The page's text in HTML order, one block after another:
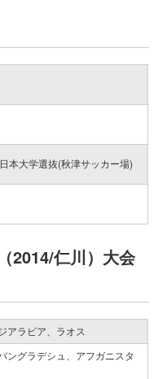
本大学選抜(秋津サッカー場)
2014/仁川）大会
アラビア、ラオス
ングラデシュ、アフガニスタ